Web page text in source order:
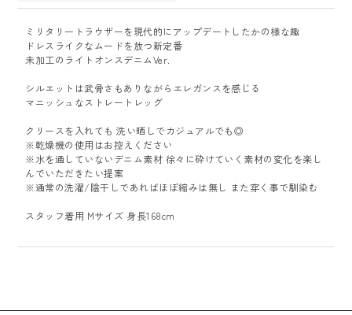
ミリタリートラウザーを現代的にアップデートしたかの様な趣
ドレスライクなムードを放つ新定番
未加工のライトオンスデニムVer.
シルエットは武骨さもありながらエレガンスを感じる
マニッシュなストレートレッグ
クリースを入れても 洗い晒しでカジュアルでも◎
※乾燥機の使用はお控えください
※水を通していないデニム素材 徐々に砕けていく素材の変化を楽し
んでいただきたい提案
※通常の洗濯/陰干しであればほぼ縮みは無し また穿く事で馴染む
スタッフ着用 Mサイズ 身長168cm